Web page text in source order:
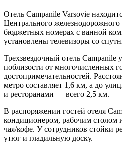
Отель Campanile Varsovie
Центрального
бюджетных номерах с ванной
установлены телевизоры со
Трехзвездочный отель Campanile
поблизости от многочисленных
достопримечательностей.
метро составляет 1,6 км, а до
и ресторанами — всего 2,5 км.
В распоряжении гостей отеля
кондиционером, рабочим столом
чая/кофе. У сотрудников стойки
утюг и гладильную доску.